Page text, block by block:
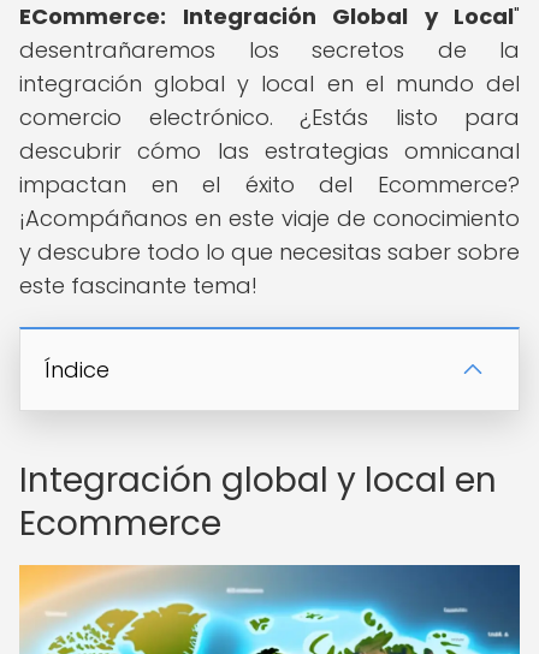
ECommerce: Integración Global y Local"
desentrañaremos los secretos de la
integración global y local en el mundo del
comercio electrónico. ¿Estás listo para
descubrir cómo las estrategias omnicanal
impactan en el éxito del Ecommerce?
¡Acompáñanos en este viaje de conocimiento
y descubre todo lo que necesitas saber sobre
este fascinante tema!
Índice
Integración global y local en
Ecommerce